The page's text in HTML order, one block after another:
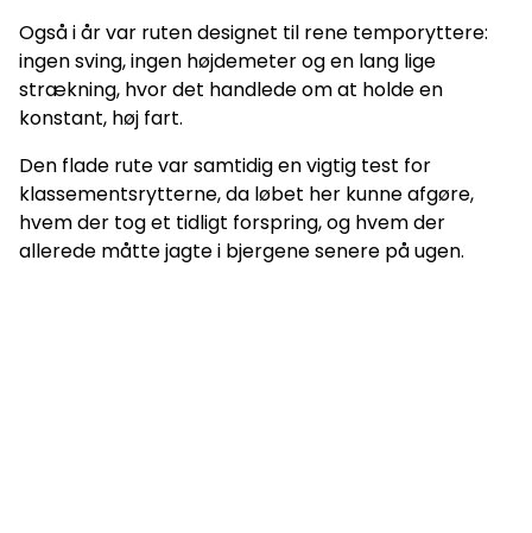
Også i år var ruten designet til rene temporyttere:
ingen sving, ingen højdemeter og en lang lige
strækning, hvor det handlede om at holde en
konstant, høj fart.
Den flade rute var samtidig en vigtig test for
klassementsrytterne, da løbet her kunne afgøre,
hvem der tog et tidligt forspring, og hvem der
allerede måtte jagte i bjergene senere på ugen.